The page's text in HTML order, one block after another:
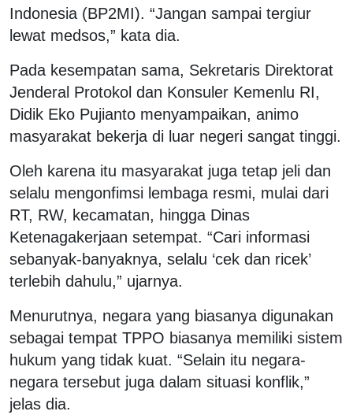
Indonesia (BP2MI). “Jangan sampai tergiur
lewat medsos,” kata dia.
Pada kesempatan sama, Sekretaris Direktorat
Jenderal Protokol dan Konsuler Kemenlu RI,
Didik Eko Pujianto menyampaikan, animo
masyarakat bekerja di luar negeri sangat tinggi.
Oleh karena itu masyarakat juga tetap jeli dan
selalu mengonfimsi lembaga resmi, mulai dari
RT, RW, kecamatan, hingga Dinas
Ketenagakerjaan setempat. “Cari informasi
sebanyak-banyaknya, selalu ‘cek dan ricek’
terlebih dahulu,” ujarnya.
Menurutnya, negara yang biasanya digunakan
sebagai tempat TPPO biasanya memiliki sistem
hukum yang tidak kuat. “Selain itu negara-
negara tersebut juga dalam situasi konflik,”
jelas dia.